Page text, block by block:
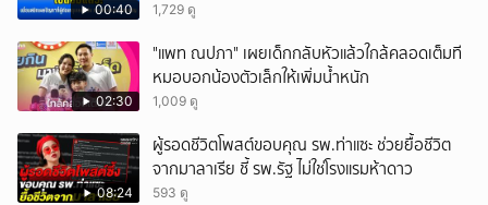
00:40 1,729 ดู
02:30
"แพท ณปภา" เผยเด็กกลับหัวแล้วใกล้คลอดเต็มที
หมอบอกน้องตัวเล็กให้เพิ่มน้ำหนัก
1,009 ดู
08:24
ผู้รอดชีวิตโพสต์ขอบคุณ รพ.ท่าแซะ ช่วยยื้อชีวิต
จากมาลาเรีย ชี้ รพ.รัฐ ไม่ใช่โรงแรมห้าดาว
593 ดู